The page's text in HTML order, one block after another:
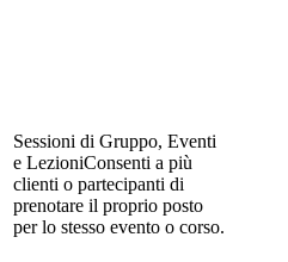
Sessioni di Gruppo, Eventi
e LezioniConsenti a più
clienti o partecipanti di
prenotare il proprio posto
per lo stesso evento o corso.